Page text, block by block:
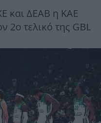
και ΔΕΑΒ η ΚΑΕ
2ο τελικό της GBL